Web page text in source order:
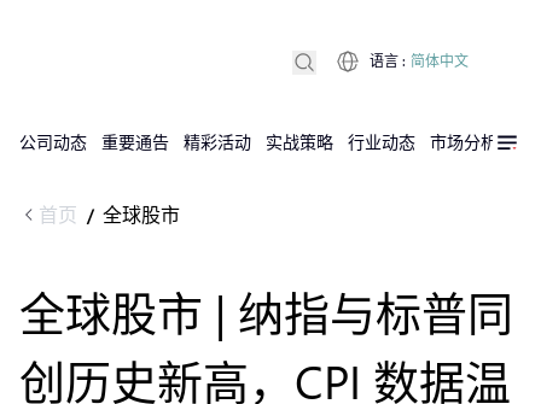
公司动态 重要通告 精彩活动 实战策略 行业动态 市场分析
语言 : 简体中文
首页 / 全球股市
全球股市 | 纳指与标普同
创历史新高，CPI 数据温